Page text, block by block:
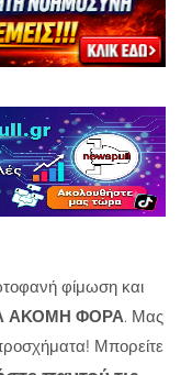
φίμωση και
ΑΚΟΜΗ ΦΟΡΑ. Μας
Μπορείτε